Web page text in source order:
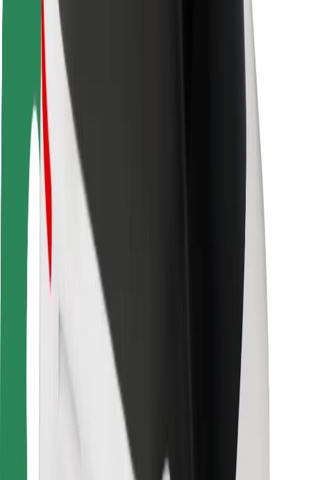
Seguridad para patinetes
Safety Lab
Ciudades
Dónde estamos
Soluciones para las ciudades
Aeropuertos
Estaciones de carga de Bolt
Soporte
Para usuarios
Para conductores
Para repartidores
Bolt Food
Para propietarios de flota
Para restaurantes
Bolt para empresas
Términos y Condiciones